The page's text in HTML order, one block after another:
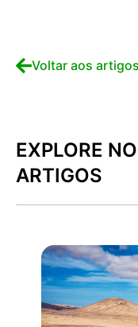
Voltar aos artigos
EXPLORE
ARTIGOS